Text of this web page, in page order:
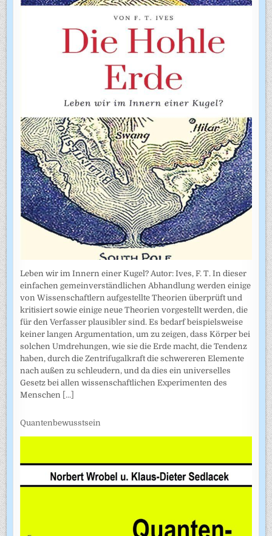
Leben wir im Innern einer Kugel? Autor: Ives, F. T. In dieser
einfachen gemeinverständlichen Abhandlung werden einige
von Wissenschaftlern aufgestellte Theorien überprüft und
kritisiert sowie einige neue Theorien vorgestellt werden, die
für den Verfasser plausibler sind. Es bedarf beispielsweise
keiner langen Argumentation, um zu zeigen, dass Körper bei
solchen Umdrehungen, wie sie die Erde macht, die Tendenz
haben, durch die Zentrifugalkraft die schwereren Elemente
nach außen zu schleudern, und da dies ein universelles
Gesetz bei allen wissenschaftlichen Experimenten des
Menschen [...]
Quantenbewusstsein